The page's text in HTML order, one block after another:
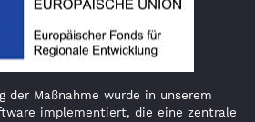
der Maßnahme wurde in unserem
implementiert, die eine zentrale